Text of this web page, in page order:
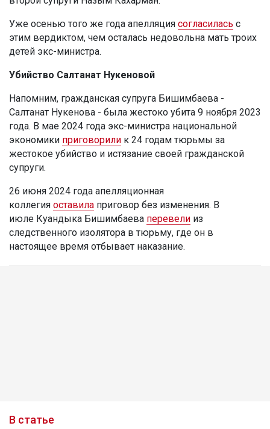
Уже осенью того же года апелляция согласилась с
этим вердиктом, чем осталась недовольна мать троих
детей экс-министра.
Убийство Салтанат Нукеновой
Напомним, гражданская супруга Бишимбаева -
Салтанат Нукенова - была жестоко убита 9 ноября 2023
года. В мае 2024 года экс-министра национальной
экономики приговорили к 24 годам тюрьмы за
жестокое убийство и истязание своей гражданской
супруги.
26 июня 2024 года апелляционная
коллегия оставила приговор без изменения. В
июле Куандыка Бишимбаева перевели из
следственного изолятора в тюрьму, где он в
настоящее время отбывает наказание.
В статье